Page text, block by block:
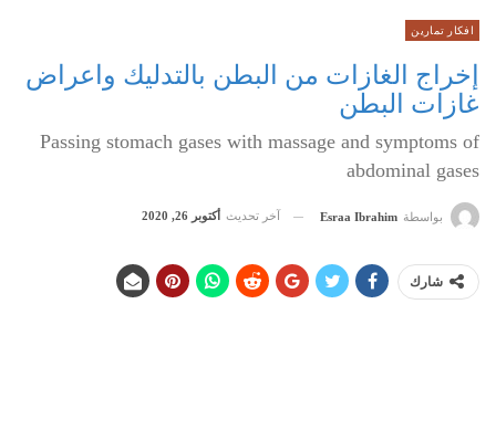
افكار تمارين
إخراج الغازات من البطن بالتدليك واعراض
غازات البطن
Passing stomach gases with massage and symptoms of
abdominal gases
بواسطة Esraa Ibrahim آخر تحديث أكتوبر 26, 2020
شارك